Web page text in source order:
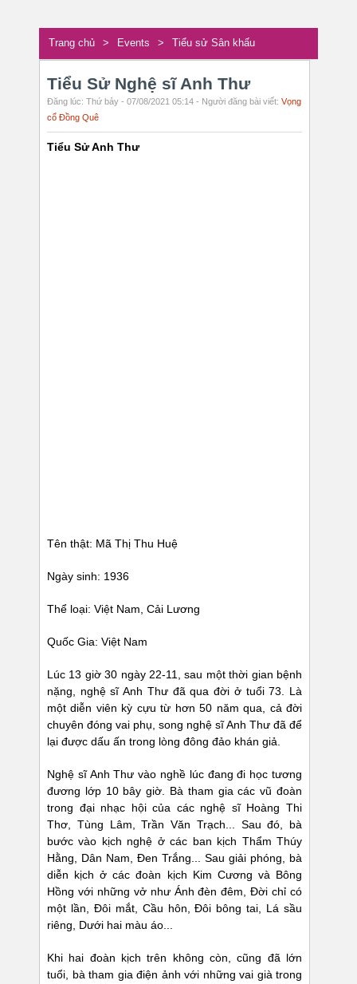
Trang chủ > Events > Tiểu sử Sân khấu
Tiểu Sử Nghệ sĩ Anh Thư
Đăng lúc: Thứ bảy - 07/08/2021 05:14 - Người đăng bài viết: Vọng
cổ Đồng Quê
Tiểu Sử Anh Thư
Tên thật: Mã Thị Thu Huệ
Ngày sinh: 1936
Thể loại: Việt Nam, Cải Lương
Quốc Gia: Việt Nam
Lúc 13 giờ 30 ngày 22-11, sau một thời gian bệnh
nặng, nghệ sĩ Anh Thư đã qua đời ở tuổi 73. Là
một diễn viên kỳ cựu từ hơn 50 năm qua, cả đời
chuyên đóng vai phụ, song nghệ sĩ Anh Thư đã để
lại được dấu ấn trong lòng đông đảo khán giả.
Nghệ sĩ Anh Thư vào nghề lúc đang đi học tương
đương lớp 10 bây giờ. Bà tham gia các vũ đoàn
trong đại nhạc hội của các nghệ sĩ Hoàng Thi
Thơ, Tùng Lâm, Trần Văn Trạch... Sau đó, bà
bước vào kịch nghệ ở các ban kịch Thẩm Thúy
Hằng, Dân Nam, Đen Trắng... Sau giải phóng, bà
diễn kịch ở các đoàn kịch Kim Cương và Bông
Hồng với những vở như Ánh đèn đêm, Đời chỉ có
một lần, Đôi mắt, Cầu hôn, Đôi bông tai, Lá sầu
riêng, Dưới hai màu áo...
Khi hai đoàn kịch trên không còn, cũng đã lớn
tuổi, bà tham gia điện ảnh với những vai già trong